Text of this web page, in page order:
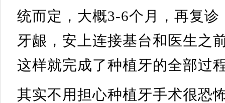
统而定，大概3-6个月，再复
牙龈，安上连接基台和医生之
这样就完成了种植牙的全部过
其实不用担心种植牙手术很恐